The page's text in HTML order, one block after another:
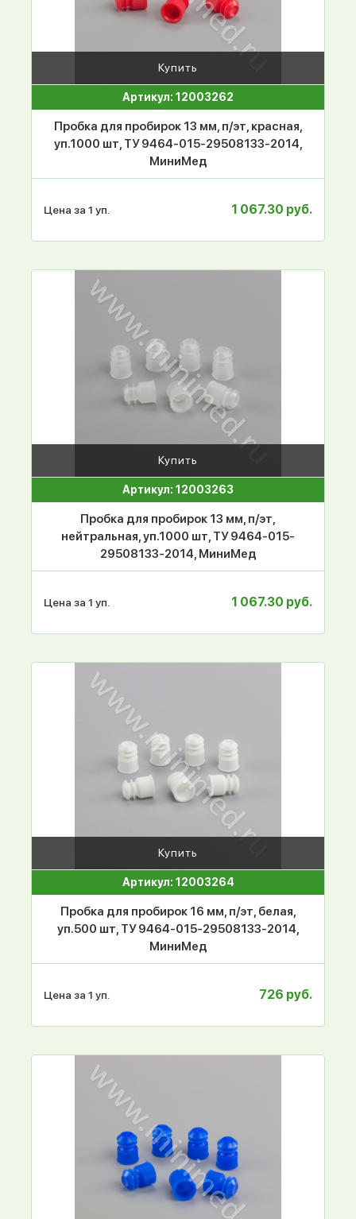
Купить
Артикул: 12003262
Пробка для пробирок 13 мм, п/эт, красная,
уп.1000 шт, ТУ 9464-015-29508133-2014,
МиниМед
Цена за 1 уп. 1 067.30 руб.
Купить
Артикул: 12003263
Пробка для пробирок 13 мм, п/эт,
нейтральная, уп.1000 шт, ТУ 9464-015-
29508133-2014, МиниМед
Цена за 1 уп. 1 067.30 руб.
Купить
Артикул: 12003264
Пробка для пробирок 16 мм, п/эт, белая,
уп.500 шт, ТУ 9464-015-29508133-2014,
МиниМед
Цена за 1 уп. 726 руб.